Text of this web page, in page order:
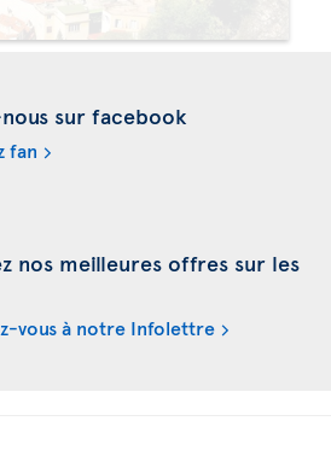
sur facebook
fan
nos meilleures offres sur les
vous à notre Infolettre